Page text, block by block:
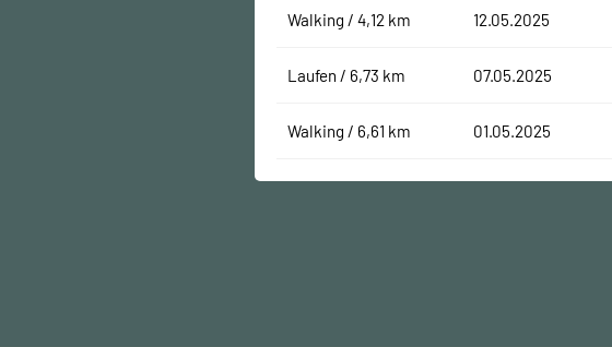
Walking / 4,12 km 12.05.2025
Laufen / 6,73 km 07.05.2025
Walking / 6,61 km 01.05.2025